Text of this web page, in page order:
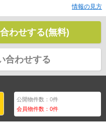
情報の見方
わせする(無料)
合わせする
公開物件数：0件
会員物件数：0件